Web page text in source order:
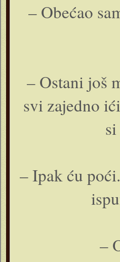
– Obećao
– Ostani još
svi zajedno
– Ipak ću
–